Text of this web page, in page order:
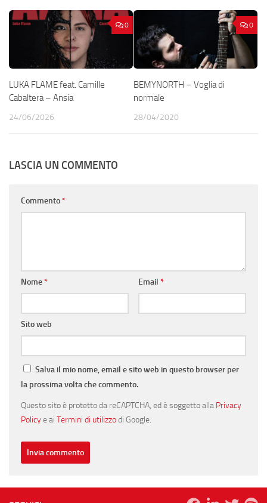
0
LUKA FLAME feat. Camille
Cabaltera – Ansia
24/06/2026
0
BEMYNORTH – Voglia di
normale
28/04/2020
LASCIA UN COMMENTO
Commento*
Nome* Email *
Sito web
Salva il mio nome, email e sito web in questo browser per
la prossima volta che commento.
Questo sito è protetto da reCAPTCHA, ed è soggetto alla Privacy
Policye ai Termini di utilizzodi Google.